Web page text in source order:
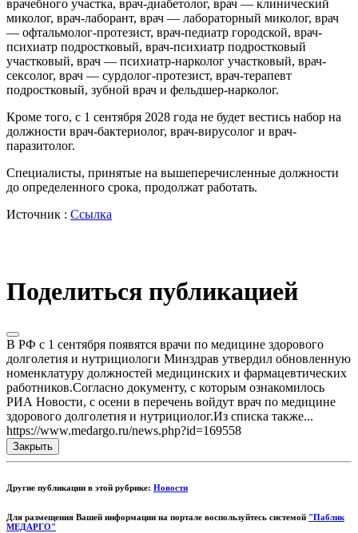
врачебного участка, врач-диабетолог, врач — клинический
миколог, врач-лаборант, врач — лабораторный миколог, врач
— офтальмолог-протезист, врач-педиатр городской, врач-
психиатр подростковый, врач-психиатр подростковый
участковый, врач — психиатр-нарколог участковый, врач-
сексолог, врач — сурдолог-протезист, врач-терапевт
подростковый, зубной врач и фельдшер-нарколог.
Кроме того, с 1 сентября 2028 года не будет вестись набор на
должности врач-бактериолог, врач-вирусолог и врач-
паразитолог.
Специалисты, принятые на вышеперечисленные должности
до определенного срока, продолжат работать.
Источник : Ссылка
Поделиться публикацией
В РФ с 1 сентября появятся врачи по медицине здорового
долголетия и нутрициологи Минздрав утвердил обновленную
номенклатуру должностей медицинских и фармацевтических
работников.Согласно документу, с которым ознакомилось
РИА Новости, с осени в перечень войдут врач по медицине
здорового долголетия и нутрициолог.Из списка также...
https://www.medargo.ru/news.php?id=169558
Закрыть
Другие публикации в этой рубрике: Новости
Для размещения Вашей информации на портале воспользуйтесь системой "Паблик
МЕДАРГО"